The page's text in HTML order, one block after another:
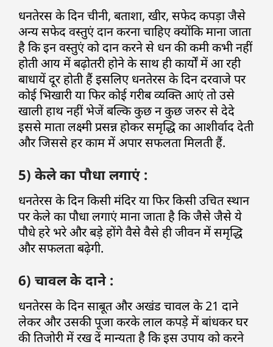
धनतेरस के दिन चीनी, बताशा, खीर, सफेद कपड़ा जैसे
अन्य सफेद वस्तुएं दान करना चाहिए क्योंकि माना जाता
है कि इन वस्तुएं को दान करने से धन की कमी कभी नहीं
होती आय में बढ़ोतरी होने के साथ ही कार्यों में आ रही
बाधायें दूर होती हैं इसलिए धनतेरस के दिन दरवाजे पर
कोई भिखारी या फिर कोई गरीब व्यक्ति आएं तो उसे
खाली हाथ नहीं भेजें बल्कि कुछ न कुछ जरुर से देदे
इससे माता लक्ष्मी प्रसन्न होकर समृद्धि का आशीर्वाद देती
और जिससे हर काम में अपार सफलता मिलती हैं.
5) केले का पौधा लगाएं :
धनतेरस के दिन किसी मंदिर या फिर किसी उचित स्थान
पर केले का पौधा लगाएं माना जाता है कि जैसे जैसे ये
पौधे हरे भरे और बड़े होंगे वैसे वैसे ही जीवन में समृद्धि
और सफलता बढ़ेगी.
6) चावल के दाने :
धनतेरस के दिन साबूत और अखंड चावल के 21 दाने
लेकर और उसकी पूजा करके लाल कपड़े में बांधकर घर
की तिजोरी में रख दें मान्यता है कि इस उपाय को करने